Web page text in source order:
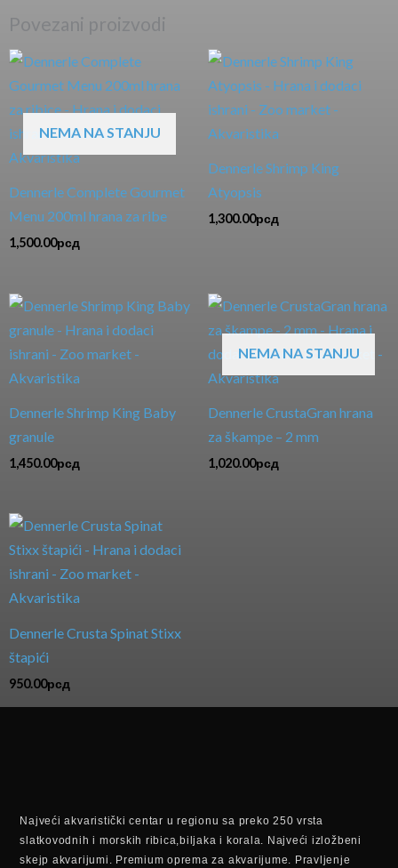
Povezani proizvodi
NEMA NA STANJU
Dennerle Complete Gourmet
Menu 200ml hrana za ribe
1,500.00рсд
Dennerle Shrimp King
Atyopsis
1,300.00рсд
Dennerle Shrimp King Baby
granule
1,450.00рсд
NEMA NA STANJU
Dennerle CrustaGran hrana
za škampe – 2 mm
1,020.00рсд
Dennerle Crusta Spinat Stixx
štapići
950.00рсд
Najveći akvaristički centar u regionu sa preko 250 vrsta
slatkovodnih i morskih ribica,biljaka i korala. Najveći izložbeni
skejp akvarijumi. Premium oprema za akvarijume. Pravljenje